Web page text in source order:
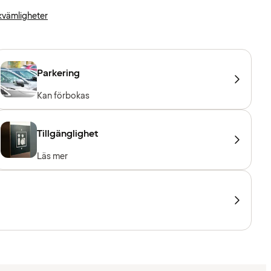
Parkering
Kan förbokas
Tillgänglighet
Läs mer